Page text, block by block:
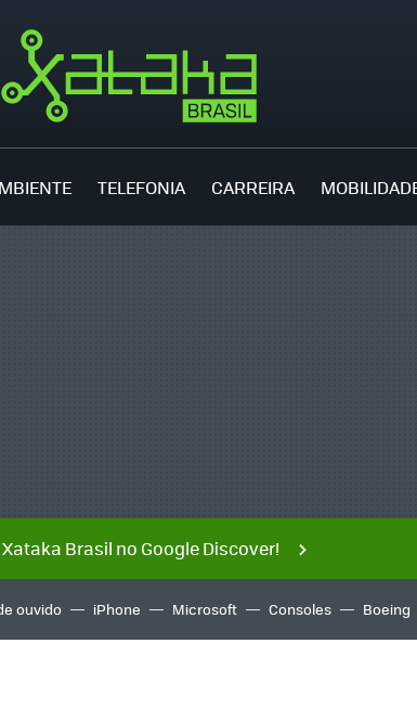
TELEFONIA CARREIRA
Brasil no Google Discover!
ouvido iPhone Microsoft Consoles Boeing